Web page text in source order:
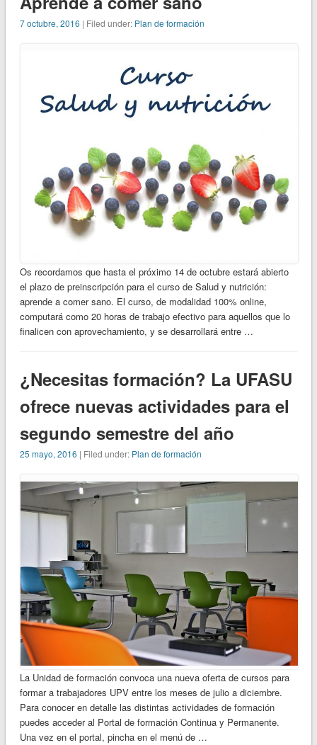
7 octubre, 2016 | Filed under: Plan de formación
Os recordamos que hasta el próximo 14 de octubre estará abierto
el plazo de preinscripción para el curso de Salud y nutrición:
aprende a comer sano. El curso, de modalidad 100% online,
computará como 20 horas de trabajo efectivo para aquellos que lo
finalicen con aprovechamiento, y se desarrollará entre …
¿Necesitas formación? La UFASU
ofrece nuevas actividades para el
segundo semestre del año
25 mayo, 2016 | Filed under: Plan de formación
La Unidad de formación convoca una nueva oferta de cursos para
formar a trabajadores UPV entre los meses de julio a diciembre.
Para conocer en detalle las distintas actividades de formación
puedes acceder al Portal de formación Continua y Permanente.
Una vez en el portal, pincha en el menú de …